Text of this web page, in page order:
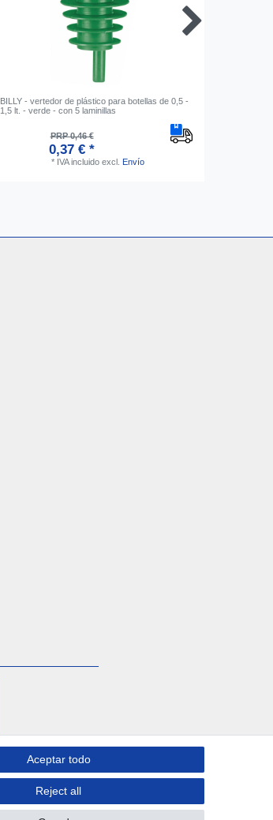
BILLY - vertedor de plástico para botellas de 0,5 -
1,5 lt. - verde - con 5 laminillas
PRP 0,46 €
0,37 € *
* IVA incluido excl. Envío
Aceptar todo
Reject all